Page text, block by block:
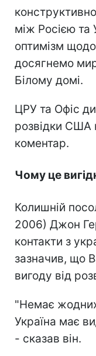
між Росією та
оптимізм
досягнемо
Білому домі.
ЦРУ та Офіс
розвідки США
коментар.
Чому це
Колишній
2006) Джон
контакти з
зазначив, що
вигоду від
"Немає
Україна має
- сказав він.